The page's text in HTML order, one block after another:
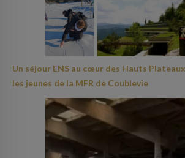
Un séjour ENS au cœur des Hauts
les jeunes de la MFR de Coublevie